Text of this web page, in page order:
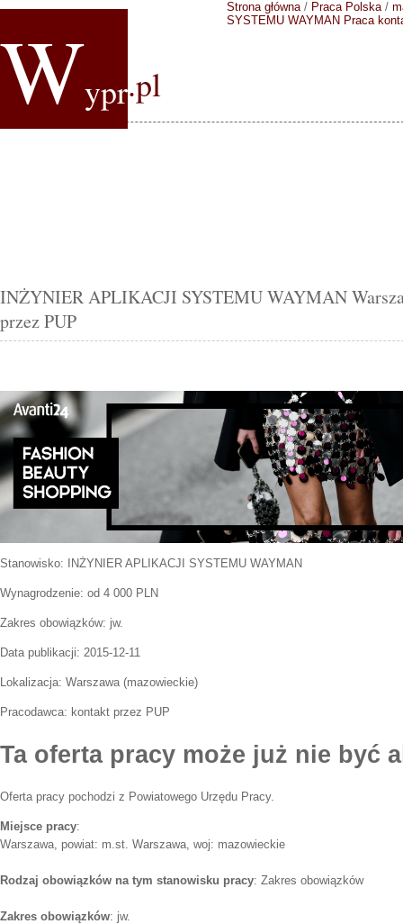
Wypr.pl
Strona główna/ Praca Polska/
SYSTEMU WAYMAN Praca
INŻYNIER APLIKACJI SYSTEMU WAYMAN
przez PUP
Stanowisko: INŻYNIER APLIKACJI SYSTEMU WAYMAN
Wynagrodzenie: od 4 000 PLN
Zakres obowiązków: jw.
Data publikacji: 2015-12-11
Lokalizacja: Warszawa(mazowieckie)
Pracodawca: kontakt przez PUP
Ta oferta pracy może już nie być
Oferta pracy pochodzi z Powiatowego Urzędu Pracy.
Miejsce pracy:
Warszawa, powiat: m.st. Warszawa, woj: mazowieckie
Rodzaj obowiązków na tym stanowisku pracy: Zakres obowiązków
Zakres obowiązków: jw.